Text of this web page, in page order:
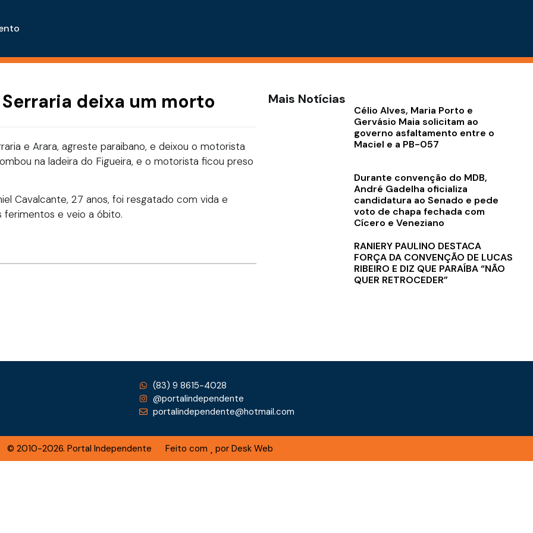
deixa um morto
e Arara, agreste paraibano, e deixou o motorista
na ladeira do Figueira, e o motorista ficou preso
Cavalcante, 27 anos, foi resgatado com vida e
ferimentos e veio a óbito.
Mais Notícias
Célio Alves, Maria Porto e
Gervásio Maia solicitam ao
governo asfaltamento entre o
Maciel e a PB-057
Durante convenção do MDB,
André Gadelha oficializa
candidatura ao Senado e pede
voto de chapa fechada com
Cícero e Veneziano
RANIERY PAULINO DESTACA
FORÇA DA CONVENÇÃO DE LUCAS
RIBEIRO E DIZ QUE PARAÍBA “NÃO
QUER RETROCEDER”
(83) 9 8615-4028
@portalindependente
portalindependente@hotmail.com
© 2010-2026. Portal Independente Feito com por Desk Web